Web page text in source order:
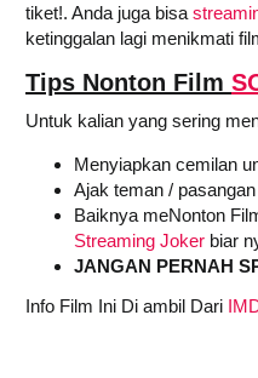
tiket!. Anda juga bisa
ketinggalan lagi menikmati
Tips Nonton Film
Untuk kalian yang sering
Menyiapkan cemilan
Ajak teman /
Baiknya meNonton
Streaming Joker biar
JANGAN PERNAH
Info Film Ini Di ambil Dari